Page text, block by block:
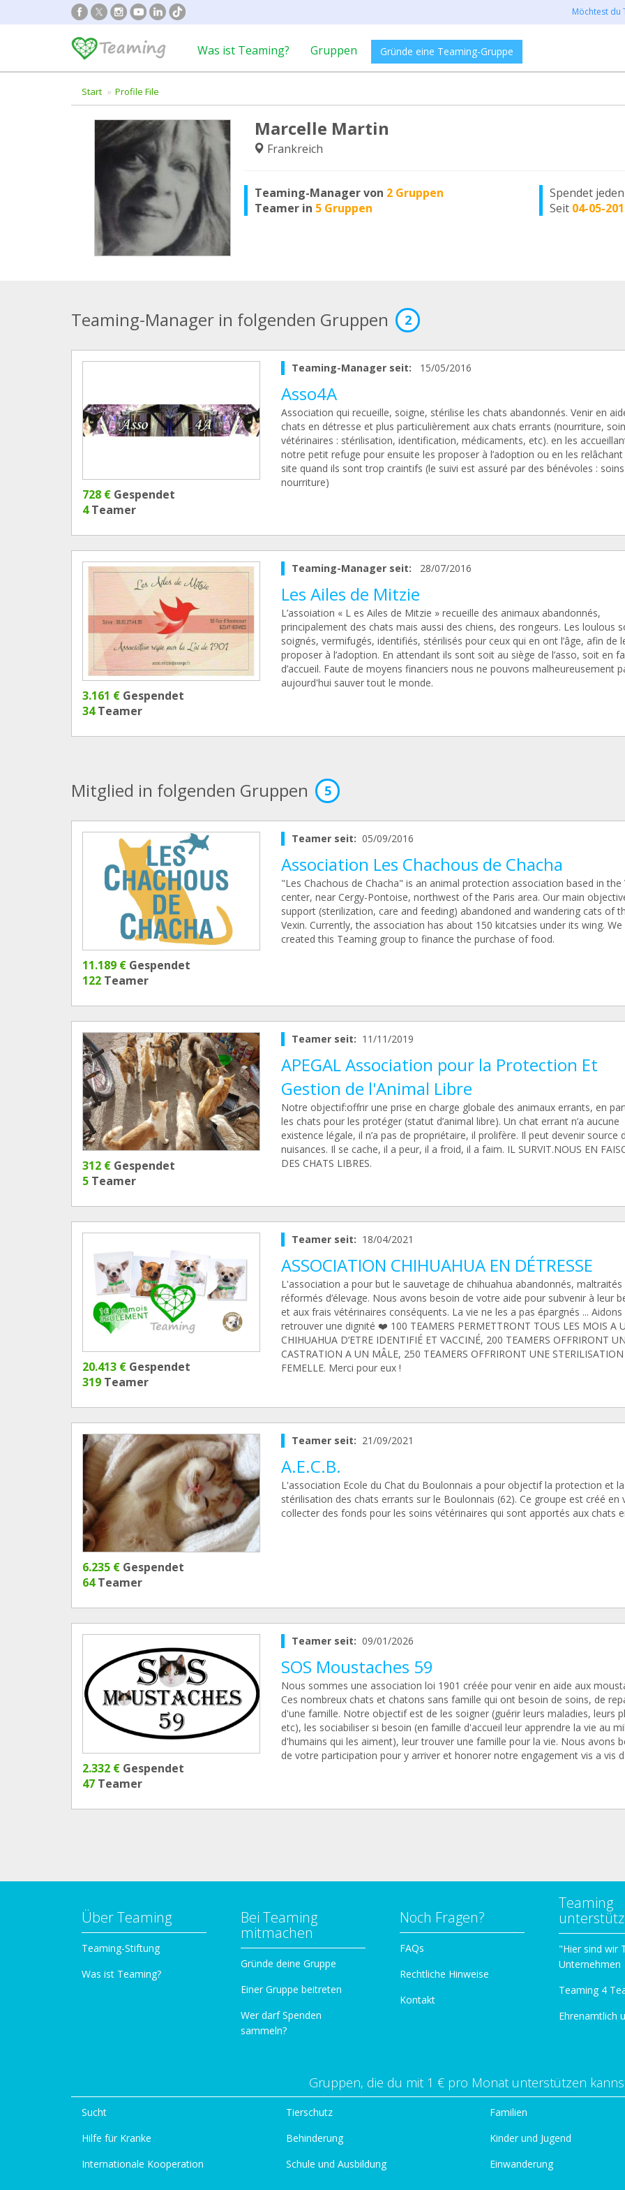
Möchtest du
Was ist Teaming? Gruppen Gründe eine Teaming-Gruppe
Start Profile File
Marcelle Martin
Frankreich
Teaming-Manager von 2 Gruppen
Teamer in 5 Gruppen
Spendet
Seit 04-05-
Teaming-Manager in folgenden Gruppen 2
728 € Gespendet
4Teamer
Teaming-Manager seit: 15/05/2016
Asso4A
Association qui recueille, soigne, stérilise les chats abandonnés. Venir en
chats en détresse et plus particulièrement aux chats errants (nourriture,
vétérinaires : stérilisation, identification, médicaments, etc). en les
notre petit refuge pour ensuite les proposer à l’adoption ou en les relâchant
site quand ils sont trop craintifs (le suivi est assuré par des bénévoles :
nourriture)
3.161 € Gespendet
34Teamer
Teaming-Manager seit: 28/07/2016
Les Ailes de Mitzie
L’assoiation « L es Ailes de Mitzie » recueille des animaux abandonnés,
principalement des chats mais aussi des chiens, des rongeurs. Les loulous
soignés, vermifugés, identifiés, stérilisés pour ceux qui en ont l’âge, afin de
proposer à l’adoption. En attendant ils sont soit au siège de l’asso, soit en
d’accueil. Faute de moyens financiers nous ne pouvons malheureusement
aujourd'hui sauver tout le monde.
Mitglied in folgenden Gruppen 5
11.189 € Gespendet
122 Teamer
Teamer seit: 05/09/2016
Association Les Chachous de Chacha
"Les Chachous de Chacha" is an animal protection association based in the
center, near Cergy-Pontoise, northwest of the Paris area. Our main
support (sterilization, care and feeding) abandoned and wandering cats of
Vexin. Currently, the association has about 150 kitcatsies under its wing. We
created this Teaming group to finance the purchase of food.
312 € Gespendet
5 Teamer
Teamer seit: 11/11/2019
APEGAL Association pour la Protection Et
Gestion de l'Animal Libre
Notre objectif:offrir une prise en charge globale des animaux errants, en
les chats pour les protéger (statut d’animal libre). Un chat errant n’a aucune
existence légale, il n’a pas de propriétaire, il prolifère. Il peut devenir source
nuisances. Il se cache, il a peur, il a froid, il a faim. IL SURVIT.NOUS EN
DES CHATS LIBRES.
20.413 € Gespendet
319 Teamer
Teamer seit: 18/04/2021
ASSOCIATION CHIHUAHUA EN DÉTRESSE
L'association a pour but le sauvetage de chihuahua abandonnés, maltraités
réformés d’élevage. Nous avons besoin de votre aide pour subvenir à leur
et aux frais vétérinaires conséquents. La vie ne les a pas épargnés ... Aidons
retrouver une dignité ❤️ 100 TEAMERS PERMETTRONT TOUS LES MOIS A
CHIHUAHUA D’ETRE IDENTIFIÉ ET VACCINÉ, 200 TEAMERS OFFRIRONT
CASTRATION A UN MÂLE, 250 TEAMERS OFFRIRONT UNE
FEMELLE. Merci pour eux !
6.235 € Gespendet
64Teamer
Teamer seit: 21/09/2021
A.E.C.B.
L'association Ecole du Chat du Boulonnais a pour objectif la protection et la
stérilisation des chats errants sur le Boulonnais (62). Ce groupe est créé en
collecter des fonds pour les soins vétérinaires qui sont apportés aux chats
2.332 € Gespendet
47 Teamer
Teamer seit: 09/01/2026
SOS Moustaches 59
Nous sommes une association loi 1901 créée pour venir en aide aux
Ces nombreux chats et chatons sans famille qui ont besoin de soins, de
d'une famille. Notre objectif est de les soigner (guérir leurs maladies, leurs
etc), les sociabiliser si besoin (en famille d'accueil leur apprendre la vie au
d'humains qui les aiment), leur trouver une famille pour la vie. Nous avons
de votre participation pour y arriver et honorer notre engagement vis a vis
Über Teaming
Teaming-Stiftung
Was ist Teaming?
Bei Teaming
mitmachen
Gründe deine Gruppe
Einer Gruppe beitreten
Wer darf Spenden
sammeln?
Noch Fragen?
FAQs
Rechtliche Hinweise
Kontakt
Teaming
"Hier sind wir
Unternehmen
Teaming 4
Ehrenamtlich
Gruppen, die du mit 1 € pro Monat unterstützen
Sucht
Hilfe für Kranke
Internationale Kooperation
Tierschutz
Behinderung
Schule und Ausbildung
Familien
Kinder und Jugend
Einwanderung